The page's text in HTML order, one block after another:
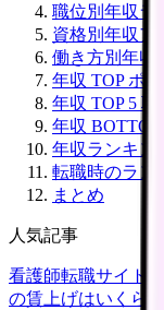
職位別年収ラ
資格別年収ア
働き方別年収
年収 TOP ポ
年収 TOP 5 職
年収 BOTTOM
年収ランキン
転職時のラン
まとめ
人気記事
看護師転職サイト
の賃上げはいくら